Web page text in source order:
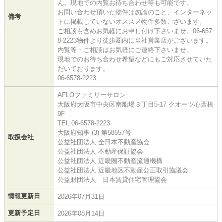
備考
ん。現地での内覧お待ち合わせ等も可能です。
お問い合わせ頂いた物件は勿論のこと、インターネッ
トに掲載していないオススメ物件多数ございます。
ご相談も含めお気軽にお申し付け下さいませ。06-657
8-2223物件より徒歩圏内に当社営業店がございます。
内覧等・ご相談はお気軽にご連絡下さいませ。
現地でのお待ち合わせ希望などにもご対応させていた
だいております。
06-6578-2223
取扱会社
AFLOファミリーサロン
大阪府大阪市中央区南船場３丁目5-17 クオーツ心斎橋
9F
TEL:06-6578-2223
大阪府知事 (3) 第58557号
公益社団法人 全日本不動産協会
公益社団法人 不動産保証協会
公益社団法人 近畿圏不動産流通機構
公益社団法人 近畿地区不動産公正取引協議会
公益財団法人 日本賃貸住宅管理協会
情報更新日 2026年07月31日
更新予定日 2026年08月14日